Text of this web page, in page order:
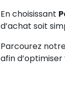
En choisissant
d’achat soit
Parcourez
afin